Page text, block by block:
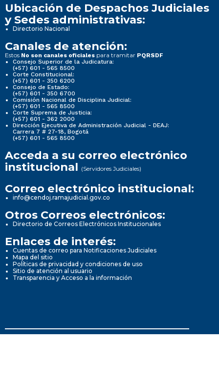
Ubicación de Despachos Judiciales
y Sedes administrativas:
Directorio Nacional
Canales de atención:
Estos No son canales oficiales para tramitar PQRSDF
Consejo Superior de la Judicatura:
(+57) 601 - 565 8500
Corte Constitucional:
(+57) 601 - 350 6200
Consejo de Estado:
(+57) 601 - 350 6700
Comisión Nacional de Disciplina Judicial:
(+57) 601 - 565 8500
Corte Suprema de Justicia:
(+57) 601 - 362 2000
Dirección Ejecutiva de Administración Judicial - DEAJ:
Carrera 7 # 27-18, Bogotá
(+57) 601 - 565 8500
Acceda a su correo electrónico
institucional (Servidores Judiciales)
Correo electrónico institucional:
info@cendoj.ramajudicial.gov.co
Otros Correos electrónicos:
Directorio de Correos Electrónicos Institucionales
Enlaces de interés:
Cuentas de correo para Notificaciones Judiciales
Mapa del sitio
Políticas de privacidad y condiciones de uso
Sitio de atención al usuario
Transparencia y Acceso a la información